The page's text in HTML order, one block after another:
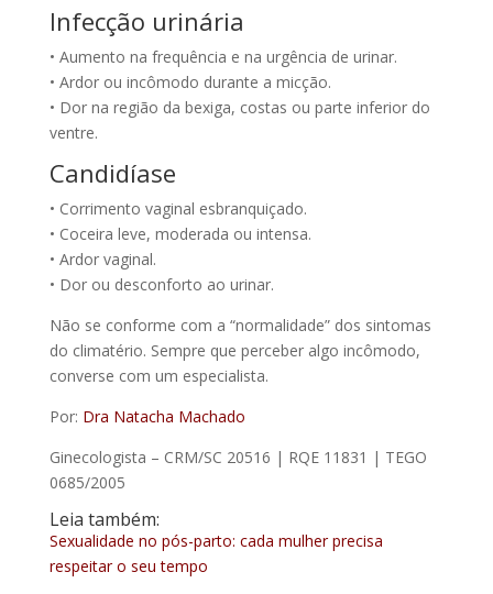
Infecção urinária
• Aumento na frequência e na urgência de urinar.
• Ardor ou incômodo durante a micção.
• Dor na região da bexiga, costas ou parte inferior do
ventre.
Candidíase
• Corrimento vaginal esbranquiçado.
• Coceira leve, moderada ou intensa.
• Ardor vaginal.
• Dor ou desconforto ao urinar.
Não se conforme com a “normalidade” dos sintomas
do climatério. Sempre que perceber algo incômodo,
converse com um especialista.
Por: Dra Natacha Machado
Ginecologista – CRM/SC 20516 | RQE 11831 | TEGO
0685/2005
Leia também:
Sexualidade no pós-parto: cada mulher precisa
respeitar o seu tempo